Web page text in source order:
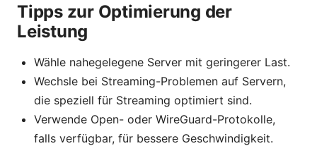
Tipps zur Optimierung der
Leistung
Wähle nahegelegene Server mit geringerer Last.
Wechsle bei Streaming-Problemen auf Servern,
die speziell für Streaming optimiert sind.
Verwende Open- oder WireGuard-Protokolle,
falls verfügbar, für bessere Geschwindigkeit.